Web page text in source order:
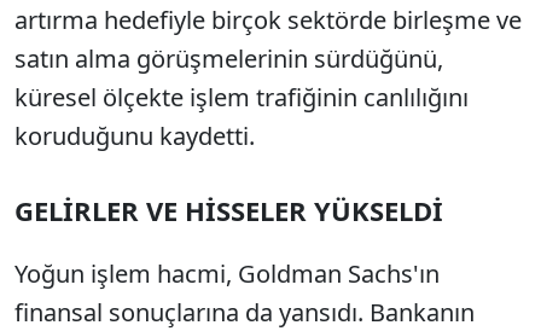
artırma hedefiyle birçok sektörde birleşme ve
satın alma görüşmelerinin sürdüğünü,
küresel ölçekte işlem trafiğinin canlılığını
koruduğunu kaydetti.
GELİRLER VE HİSSELER YÜKSELDİ
Yoğun işlem hacmi, Goldman Sachs'ın
finansal sonuçlarına da yansıdı. Bankanın